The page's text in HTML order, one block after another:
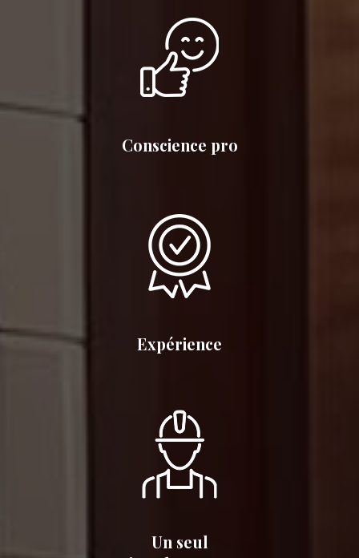
Conscience pro
Expérience
Un seul